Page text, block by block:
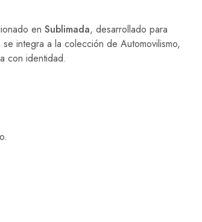
en Sublimada, desarrollado para
integra a la colección de Automovilismo,
con identidad.